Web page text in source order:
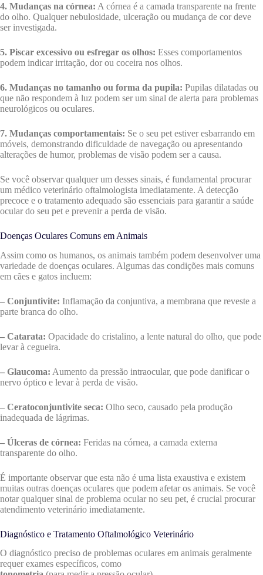
4. Mudanças na córnea: A córnea é a camada transparente na frente
do olho. Qualquer nebulosidade, ulceração ou mudança de cor deve
ser investigada.
5. Piscar excessivo ou esfregar os olhos: Esses comportamentos
podem indicar irritação, dor ou coceira nos olhos.
6. Mudanças no tamanho ou forma da pupila: Pupilas dilatadas ou
que não respondem à luz podem ser um sinal de alerta para problemas
neurológicos ou oculares.
7. Mudanças comportamentais: Se o seu pet estiver esbarrando em
móveis, demonstrando dificuldade de navegação ou apresentando
alterações de humor, problemas de visão podem ser a causa.
Se você observar qualquer um desses sinais, é fundamental procurar
um médico veterinário oftalmologista imediatamente. A detecção
precoce e o tratamento adequado são essenciais para garantir a saúde
ocular do seu pet e prevenir a perda de visão.
Doenças Oculares Comuns em Animais
Assim como os humanos, os animais também podem desenvolver uma
variedade de doenças oculares. Algumas das condições mais comuns
em cães e gatos incluem:
– Conjuntivite: Inflamação da conjuntiva, a membrana que reveste a
parte branca do olho.
– Catarata: Opacidade do cristalino, a lente natural do olho, que pode
levar à cegueira.
– Glaucoma: Aumento da pressão intraocular, que pode danificar o
nervo óptico e levar à perda de visão.
– Ceratoconjuntivite seca: Olho seco, causado pela produção
inadequada de lágrimas.
– Úlceras de córnea: Feridas na córnea, a camada externa
transparente do olho.
É importante observar que esta não é uma lista exaustiva e existem
muitas outras doenças oculares que podem afetar os animais. Se você
notar qualquer sinal de problema ocular no seu pet, é crucial procurar
atendimento veterinário imediatamente.
Diagnóstico e Tratamento Oftalmológico Veterinário
O diagnóstico preciso de problemas oculares em animais geralmente
requer exames específicos, como